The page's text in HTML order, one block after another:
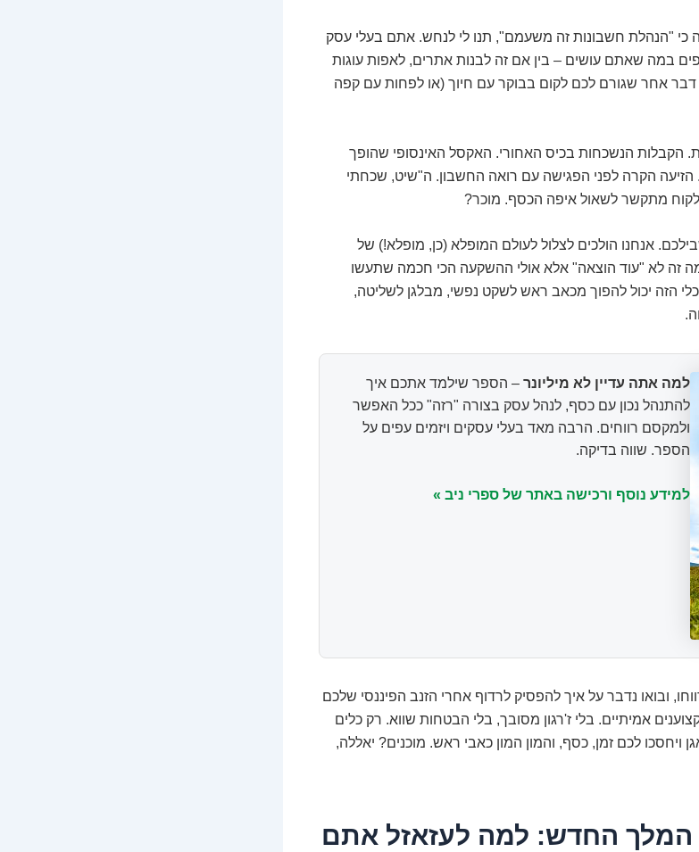
כי "הנהלת חשבונות זה משעמם", תנו לי לנחש. אתם בעלי עסק
במה שאתם עושים – בין אם זה לבנות אתרים, לאפות עוגות
דבר אחר שגורם לכם לקום בבוקר עם חיוך (או לפחות עם קפה
הקבלות הנשכחות בכיס האחורי. האקסל האינסופי שהופך
הקרה לפני הפגישה עם רואה החשבון. ה"שיט, שכחתי
מתקשר לשאול איפה הכסף. מוכר?
אנחנו הולכים לצלול לעולם המופלא (כן, מופלא!) של
זה לא "עוד הוצאה" אלא אולי ההשקעה הכי חכמה שתעשו
הזה יכול להפוך מכאב ראש לשקט נפשי, מבלגן לשליטה,
למה אתה עדיין לא מיליונר – הספר שילמד אתכם איך
להתנהל נכון עם כסף, לנהל עסק בצורה "רזה" ככל האפשר
ולמקסם רווחים. הרבה מאד בעלי עסקים ויזמים עפים על
הספר. שווה בדיקה.
למידע נוסף ורכישה באתר של ספרי ניב »
ובואו נדבר על איך להפסיק לרדוף אחרי הזנב הפיננסי שלכם
אמיתיים. בלי ז'רגון מסובך, בלי הבטחות שווא. רק כלים
ויחסכו לכם זמן, כסף, והמון המון כאבי ראש. מוכנים? יאללה,
המלך החדש: למה לעזאזל אתם